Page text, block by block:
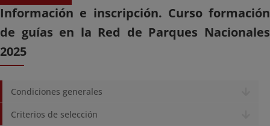
Información e inscripción. Curso formación
de guías en la Red de Parques Nacionales
2025
Condiciones generales
Criterios de selección